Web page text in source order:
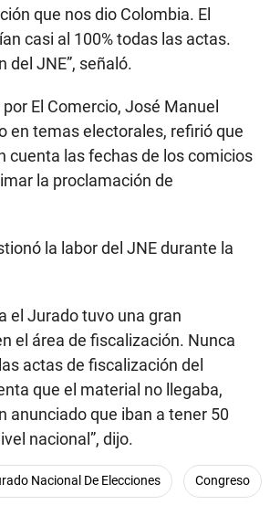
que nos dio Colombia. El
casi al 100% todas las actas.
del JNE”, señaló.
El Comercio, José Manuel
en temas electorales, refirió que
cuenta las fechas de los comicios
la proclamación de
la labor del JNE durante la
el Jurado tuvo una gran
el área de fiscalización. Nunca
actas de fiscalización del
que el material no llegaba,
anunciado que iban a tener 50
nacional”, dijo.
Nacional De Elecciones Congreso